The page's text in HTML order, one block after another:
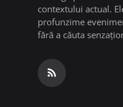
contextului actual.
profunzime
fără a căuta